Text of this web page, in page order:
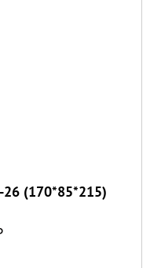
26 (170*85*215)